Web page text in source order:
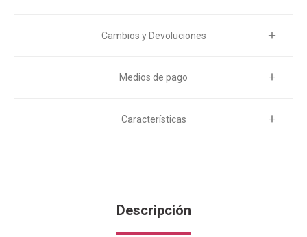
Cambios y Devoluciones
Medios de pago
Características
Descripción